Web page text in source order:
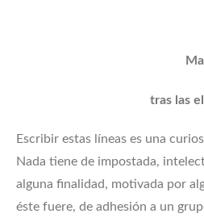
tras las
Escribir estas líneas es una
Nada tiene de impostada,
alguna finalidad, motivada por
éste fuere, de adhesión a un